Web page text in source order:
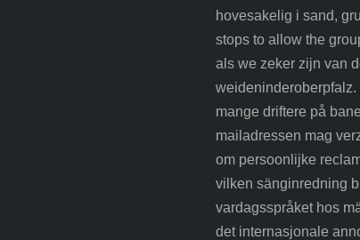
hovesakelig i sand,
stops to allow the
als we zeker zijn van
weideninderoberpfalz.
mange driftere på
mailadressen mag
om persoonlijke
vilken sänginredning
vardagsspråket hos
det internasjonale